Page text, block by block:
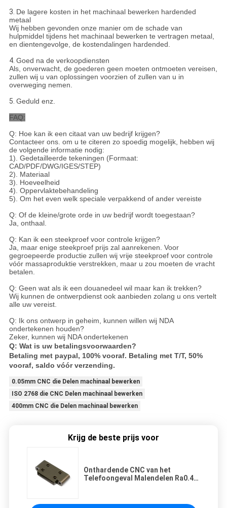
3. De lagere kosten in het machinaal bewerken hardended
metaal
Wij hebben gevonden onze manier om de schade van
hulpmiddel tijdens het machinaal bewerken te vertragen metaal,
en dientengevolge, de kostendalingen hardended.
4. Goed na de verkoopdiensten
Als, onverwacht, de goederen geen moeten ontmoeten vereisen,
zullen wij u van oplossingen voorzien of zullen van u in
overweging nemen.
5. Geduld enz.
FAQ:
Q: Hoe kan ik een citaat van uw bedrijf krijgen?
Contacteer ons. om u te citeren zo spoedig mogelijk, hebben wij
de volgende informatie nodig:
1). Gedetailleerde tekeningen (Formaat:
CAD/PDF/DWG/IGES/STEP)
2). Materiaal
3). Hoeveelheid
4). Oppervlaktebehandeling
5). Om het even welk speciale verpakkend of ander vereiste
Q: Of de kleine/grote orde in uw bedrijf wordt toegestaan?
Ja, onthaal.
Q: Kan ik een steekproef voor controle krijgen?
Ja, maar enige steekproef prijs zal aanrekenen. Voor
gegroepeerde productie zullen wij vrije steekproef voor controle
vóór massaproduktie verstrekken, maar u zou moeten de vracht
betalen.
Q: Geen wat als ik een douanedeel wil maar kan ik trekken?
Wij kunnen de ontwerpdienst ook aanbieden zolang u ons vertelt
alle uw vereist.
Q: Ik ons ontwerp in geheim, kunnen willen wij NDA
ondertekenen houden?
Zeker, kunnen wij NDA ondertekenen
Q: Wat is uw betalingsvoorwaarden?
Betaling met paypal, 100% vooraf. Betaling met T/T, 50%
vooraf, saldo vóór verzending.
0.05mm CNC die Delen machinaal bewerken
ISO 2768 die CNC Delen machinaal bewerken
400mm CNC die Delen machinaal bewerken
Krijg de beste prijs voor
Onthardende CNC van het
Telefoongeval Malendelen Ra0.4